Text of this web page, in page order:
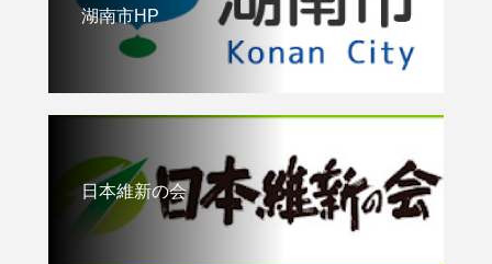
湖南市HP
日本維新の会